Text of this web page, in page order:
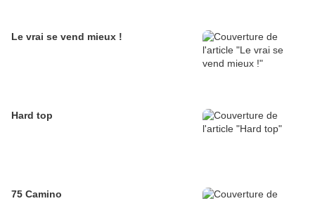
Le vrai se vend mieux !
Hard top
75 Camino